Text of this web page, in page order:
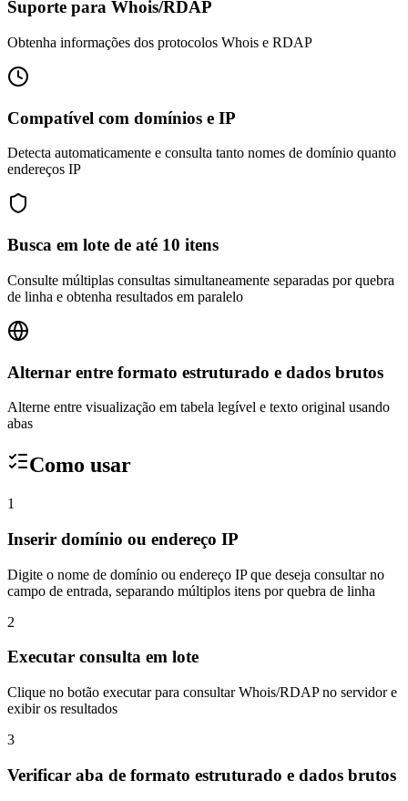
Suporte para Whois/RDAP
Obtenha informações dos protocolos Whois e RDAP
Compatível com domínios e IP
Detecta automaticamente e consulta tanto nomes de domínio quanto
endereços IP
Busca em lote de até 10 itens
Consulte múltiplas consultas simultaneamente separadas por quebra
de linha e obtenha resultados em paralelo
Alternar entre formato estruturado e dados brutos
Alterne entre visualização em tabela legível e texto original usando
abas
Como usar
1
Inserir domínio ou endereço IP
Digite o nome de domínio ou endereço IP que deseja consultar no
campo de entrada, separando múltiplos itens por quebra de linha
2
Executar consulta em lote
Clique no botão executar para consultar Whois/RDAP no servidor e
exibir os resultados
3
Verificar aba de formato estruturado e dados brutos